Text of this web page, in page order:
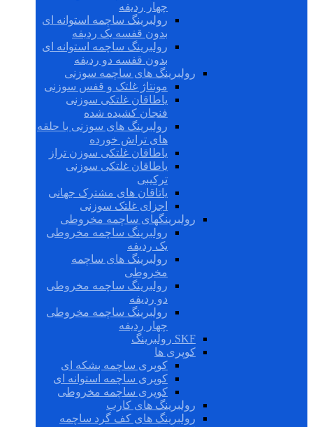
چهار ردیفه
رولبرینگ ساچمه استوانه ای
بدون قفسه یک ردیفه
رولبرینگ ساچمه استوانه ای
بدون قفسه دو ردیفه
رولبرینگ های ساچمه سوزنی
مونتاژ غلتک و قفس سوزنی
یاطاقان غلتکی سوزنی
فنجان کشیده شده
رولبرینگ های سوزنی با حلقه
های تراش خورده
یاطاقان غلتکی سوزن تراز
یاطاقان غلتکی سوزنی
ترکیبی
یاتاقان های مشترک جهانی
اجزای غلتک سوزنی
رولبرینگهای ساچمه مخروطی
رولبرینگ ساچمه مخروطی
یک ردیفه
رولبرینگ های ساچمه
مخروطی
رولبرینگ ساچمه مخروطی
دو ردیفه
رولبرینگ ساچمه مخروطی
چهار ردیفه
SKF رولبرینگ
کوپری ها
کوپری ساچمه بشکه ای
کوپری ساچمه استوانه ای
کوپری ساچمه مخروطی
رولبرینگ های کارب
رولبرینگ های کف گرد ساچمه